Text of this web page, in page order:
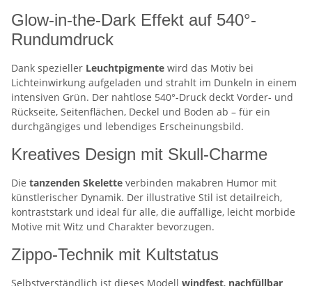
Glow-in-the-Dark Effekt auf 540°-
Rundumdruck
Dank spezieller Leuchtpigmente wird das Motiv bei
Lichteinwirkung aufgeladen und strahlt im Dunkeln in einem
intensiven Grün. Der nahtlose 540°-Druck deckt Vorder- und
Rückseite, Seitenflächen, Deckel und Boden ab – für ein
durchgängiges und lebendiges Erscheinungsbild.
Kreatives Design mit Skull-Charme
Die tanzenden Skelette verbinden makabren Humor mit
künstlerischer Dynamik. Der illustrative Stil ist detailreich,
kontraststark und ideal für alle, die auffällige, leicht morbide
Motive mit Witz und Charakter bevorzugen.
Zippo-Technik mit Kultstatus
Selbstverständlich ist dieses Modell windfest, nachfüllbar